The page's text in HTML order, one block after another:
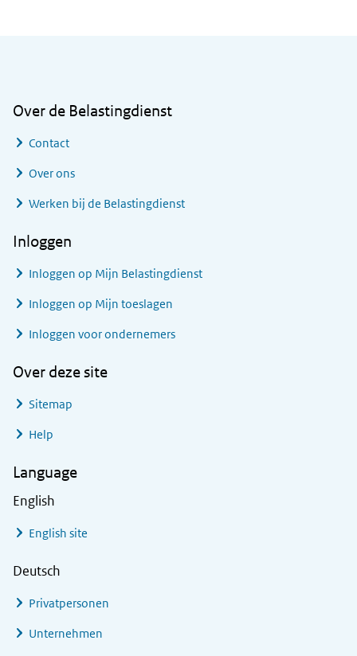
Over de Belastingdienst
Contact
Over ons
Werken bij de Belastingdienst
Inloggen
Inloggen op Mijn Belastingdienst
Inloggen op Mijn toeslagen
Inloggen voor ondernemers
Over deze site
Sitemap
Help
Language
English
English site
Deutsch
Privatpersonen
Unternehmen